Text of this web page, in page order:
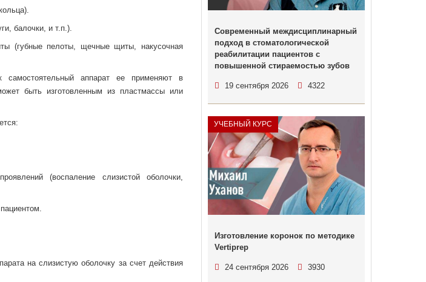
балочки, и т.п.).
(губные пелоты, щечные щиты, накусочная
самостоятельный аппарат ее применяют в
быть изготовленным из пластмассы или
(воспаление слизистой оболочки,
на слизистую оболочку за счет действия
Современный междисциплинарный
подход в стоматологической
реабилитации пациентов с
повышенной стираемостью зубов
19 сентября 2026 4322
УЧЕБНЫЙ КУРС
Изготовление коронок по методике
Vertiprep
24 сентября 2026 3930